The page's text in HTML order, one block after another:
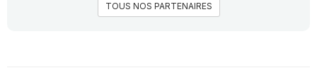
TOUS NOS PARTENAIRES